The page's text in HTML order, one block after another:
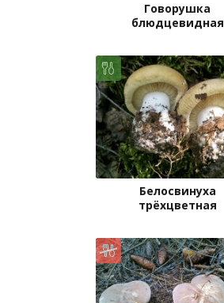
Говорушка
блюдцевидная
Белосвинуха
трёхцветная